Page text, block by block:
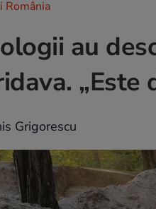
România
au
Grigorescu